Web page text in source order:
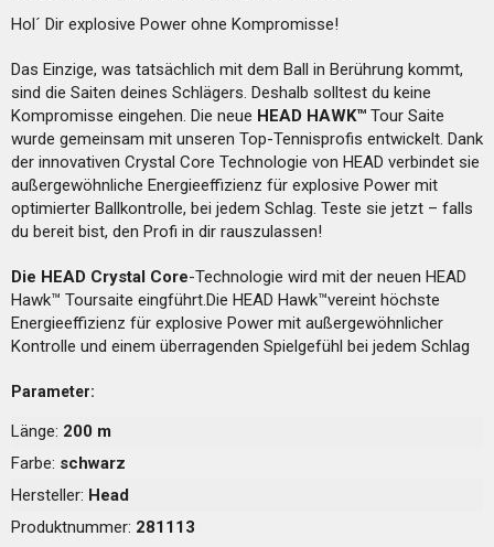
Hol´ Dir explosive Power ohne Kompromisse!
Das Einzige, was tatsächlich mit dem Ball in Berührung kommt,
sind die Saiten deines Schlägers. Deshalb solltest du keine
Kompromisse eingehen. Die neue HEAD HAWK™ Tour Saite
wurde gemeinsam mit unseren Top-Tennisprofis entwickelt. Dank
der innovativen Crystal Core Technologie von HEAD verbindet sie
außergewöhnliche Energieeffizienz für explosive Power mit
optimierter Ballkontrolle, bei jedem Schlag. Teste sie jetzt – falls
du bereit bist, den Profi in dir rauszulassen!
Die HEAD Crystal Core-Technologie wird mit der neuen HEAD
Hawk™ Toursaite eingführt.Die HEAD Hawk™vereint höchste
Energieeffizienz für explosive Power mit außergewöhnlicher
Kontrolle und einem überragenden Spielgefühl bei jedem Schlag
Parameter:
Länge: 200 m
Farbe: schwarz
Hersteller: Head
Produktnummer: 281113